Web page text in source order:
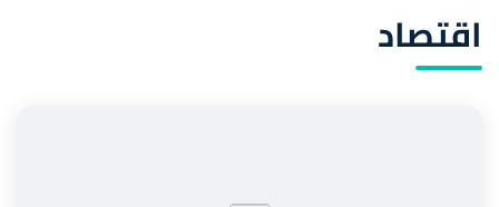
اقتصاد